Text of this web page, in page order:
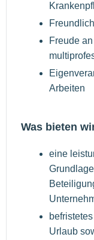
Freude
Arbeiten
Was bieten
eine
Urlaub